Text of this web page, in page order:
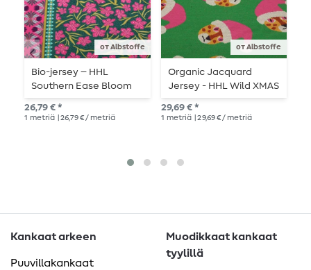
от Albstoffe
Bio-jersey – HHL
Southern Ease Bloom
Drift, vihreä
26,79 € *
1 metriä | 26,79 € / metriä
от Albstoffe
Organic Jacquard
Jersey - HHL Wild XMAS
2025 Wild Santa Vihreä
29,69 € *
1 metriä | 29,69 € / metriä
Kankaat arkeen
Puuvillakankaat
Muodikkaat kankaat
tyylillä